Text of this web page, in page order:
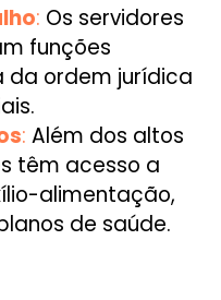
: Os servidores
funções
da ordem jurídica
: Além dos altos
têm acesso a
alimentação,
de saúde.